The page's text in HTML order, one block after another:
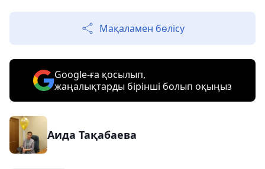
Мақаламен бөлісу
Google-ға қосылып,
жаңалықтарды бірінші болып оқыңыз
Аида Тақабаева